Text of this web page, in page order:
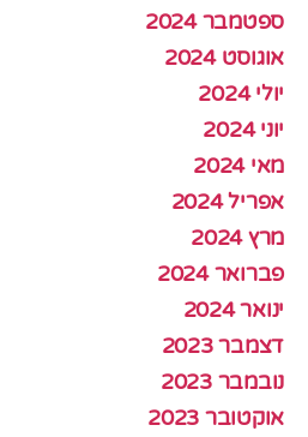
ספטמבר 2024
אוגוסט 2024
יולי 2024
יוני 2024
מאי 2024
אפריל 2024
מרץ 2024
פברואר 2024
ינואר 2024
דצמבר 2023
נובמבר 2023
אוקטובר 2023